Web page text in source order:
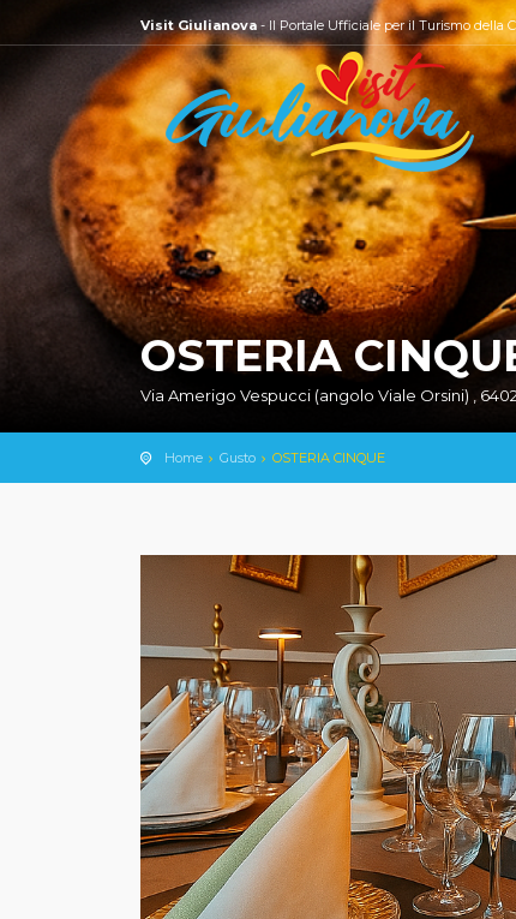
Visit Giulianova - Il Portale Ufficiale per il Turismo della
OSTERIA
Via Amerigo Vespucci (angolo Viale Orsini) ,
Home Gusto OSTERIA CINQUE